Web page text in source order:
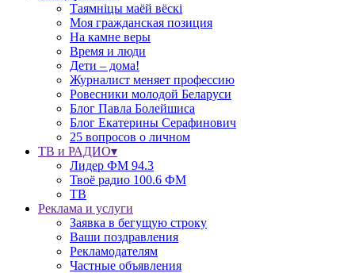
Таямніцы маёй вёскі
Моя гражданская позиция
На камне веры
Время и люди
Дети – дома!
Журналист меняет профессию
Ровесники молодой Беларуси
Блог Павла Болейшиса
Блог Екатерины Серафинович
25 вопросов о личном
ТВ и РАДИО▾
Лидер ФМ 94.3
Твоё радио 100.6 ФМ
ТВ
Реклама и услуги
Заявка в бегущую строку
Ваши поздравления
Рекламодателям
Частные объявления